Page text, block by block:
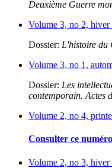
Deuxième Guerre
Volume 3, no 2, hiver
Dossier: L'histoire du
Volume 3, no 1,
Dossier: Les
contemporain. Actes
Volume 2, no 4,
Consulter ce
Volume 2, no 3, hiver